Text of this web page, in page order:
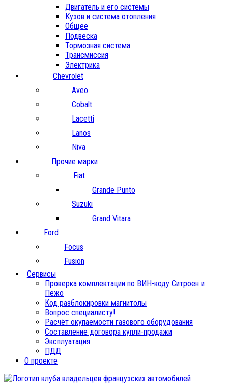
Двигатель и его системы
Кузов и система отопления
Общее
Подвеска
Тормозная система
Трансмиссия
Электрика
Chevrolet
Aveo
Cobalt
Lacetti
Lanos
Niva
Прочие марки
Fiat
Grande Punto
Suzuki
Grand Vitara
Ford
Focus
Fusion
Сервисы
Проверка комплектации по ВИН-коду Ситроен и
Пежо
Код разблокировки магнитолы
Вопрос специалисту!
Расчёт окупаемости газового оборудования
Составление договора купли-продажи
Эксплуатация
ПДД
О проекте